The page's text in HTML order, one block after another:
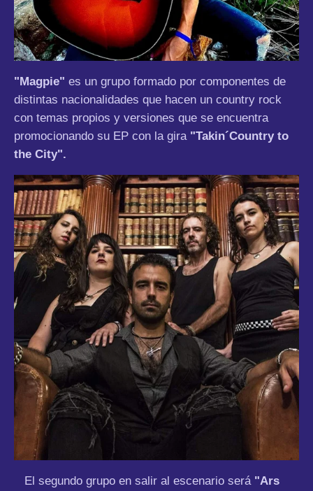
"Magpie" es un grupo formado por componentes de
distintas nacionalidades que hacen un country rock
con temas propios y versiones que se encuentra
promocionando su EP con la gira "Takin´Country to
the City".
El segundo grupo en salir al escenario será "Ars